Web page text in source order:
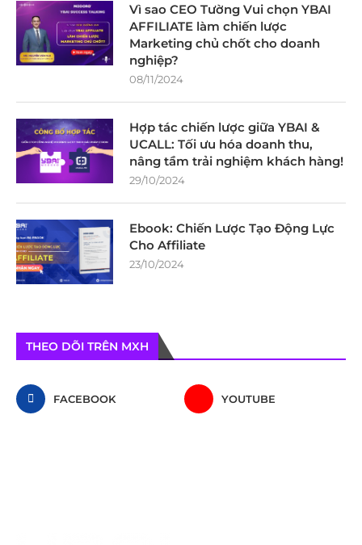
Vì sao CEO Tường Vui chọn YBAI
AFFILIATE làm chiến lược
Marketing chủ chốt cho doanh
nghiệp?
08/11/2024
Hợp tác chiến lược giữa YBAI &
UCALL: Tối ưu hóa doanh thu,
nâng tầm trải nghiệm khách hàng!
29/10/2024
Ebook: Chiến Lược Tạo Động Lực
Cho Affiliate
23/10/2024
THEO DÕI TRÊN MXH
FACEBOOK YOUTUBE